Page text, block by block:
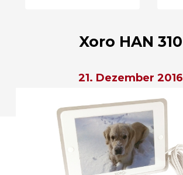
Xoro HAN 310
21. Dezember 2016